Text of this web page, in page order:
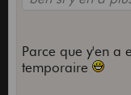
Parce que y'en a
temporaire